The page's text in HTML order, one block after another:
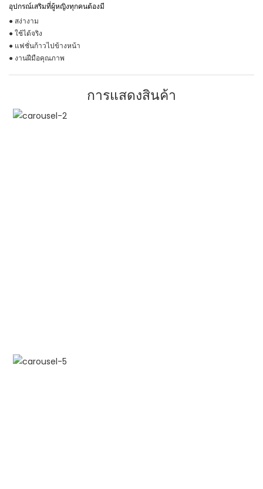
อุปกรณ์เสริมที่ผู้หญิงทุกคนต้องมี
● สง่างาม
● ใช้ได้จริง
● แฟชั่นก้าวไปข้างหน้า
● งานฝีมือคุณภาพ
การแสดงสินค้า